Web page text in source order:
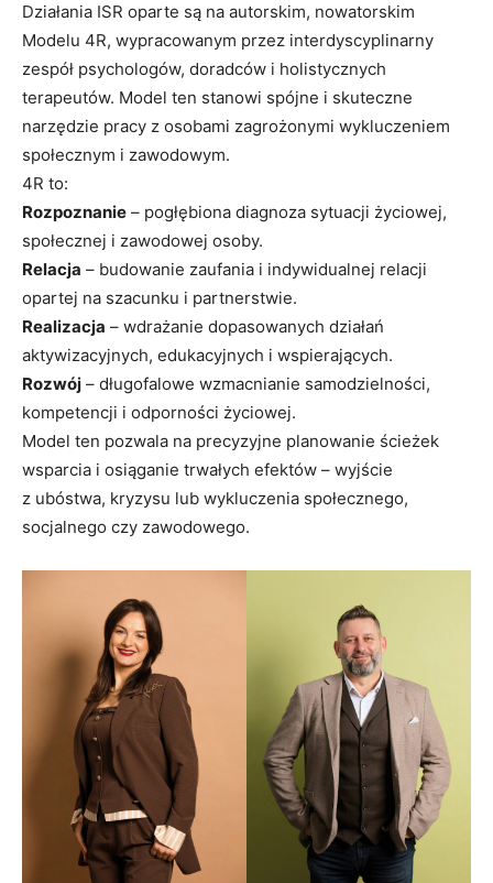
Działania ISR oparte są na autorskim, nowatorskim
Modelu 4R, wypracowanym przez interdyscyplinarny
zespół psychologów, doradców i holistycznych
terapeutów. Model ten stanowi spójne i skuteczne
narzędzie pracy z osobami zagrożonymi wykluczeniem
społecznym i zawodowym.
4R to:
Rozpoznanie – pogłębiona diagnoza sytuacji życiowej,
społecznej i zawodowej osoby.
Relacja – budowanie zaufania i indywidualnej relacji
opartej na szacunku i partnerstwie.
Realizacja – wdrażanie dopasowanych działań
aktywizacyjnych, edukacyjnych i wspierających.
Rozwój – długofalowe wzmacnianie samodzielności,
kompetencji i odporności życiowej.
Model ten pozwala na precyzyjne planowanie ścieżek
wsparcia i osiąganie trwałych efektów – wyjście
z ubóstwa, kryzysu lub wykluczenia społecznego,
socjalnego czy zawodowego.